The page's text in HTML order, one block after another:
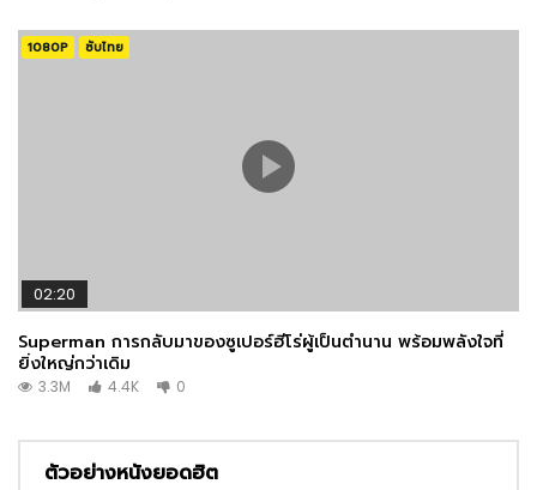
1080P ซับไทย
02:20
Superman การกลับมาของซูเปอร์ฮีโร่ผู้เป็นตำนาน พร้อมพลังใจที่
ยิ่งใหญ่กว่าเดิม
3.3M 4.4K 0
ตัวอย่างหนังยอดฮิต